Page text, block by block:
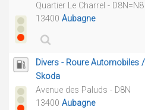
Quartier Le Charrel - D8N=N8
13400 Aubagne
Divers - Roure Automobiles
Skoda
Avenue des Paluds - D8N
13400 Aubagne